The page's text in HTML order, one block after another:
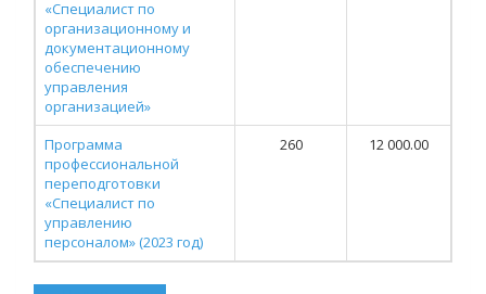
«Специалист по
организационному и
документационному
обеспечению
управления
организацией»
Программа
профессиональной
переподготовки
«Специалист по
управлению
персоналом» (2023 год)
260 12 000.00